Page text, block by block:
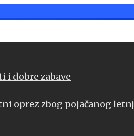
i dobre zabave
oprez zbog pojačanog